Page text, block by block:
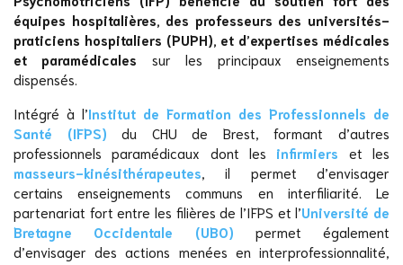
équipes hospitalières, des professeurs des universités-
praticiens hospitaliers (PUPH), et d’expertises médicales
et paramédicales sur les principaux enseignements
dispensés.
Intégré à l’Institut de Formation des Professionnels de
Santé (IFPS) du CHU de Brest, formant d’autres
professionnels paramédicaux dont les infirmiers et les
masseurs-kinésithérapeutes, il permet d’envisager
certains enseignements communs en interfiliarité. Le
partenariat fort entre les filières de l’IFPS et l’Université de
Bretagne Occidentale (UBO) permet également
d’envisager des actions menées en interprofessionnalité,